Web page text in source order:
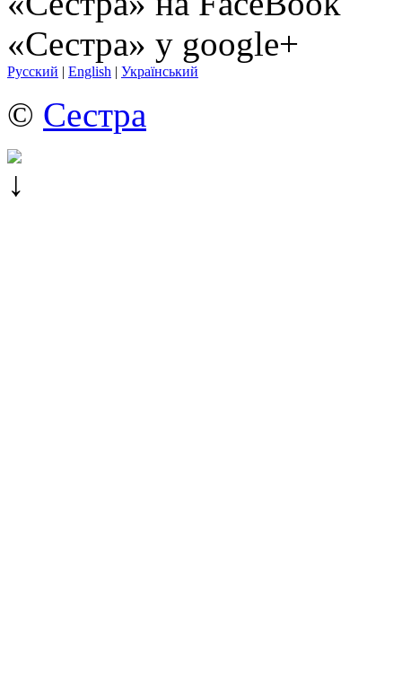
«Сестра» у google+
Русский | English | Український
© Сестра